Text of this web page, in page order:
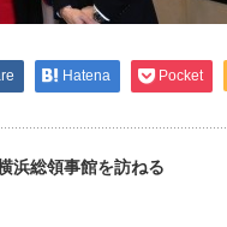
Hatena Pocket
浜総領事館を訪ねる